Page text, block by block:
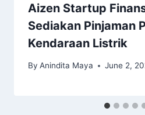
Aizen Startup
Sediakan Pinjaman
Kendaraan Listrik
By Anindita Maya June 2,